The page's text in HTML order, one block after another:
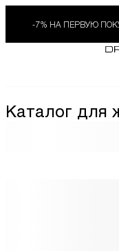
-7% НА ПЕРВУЮ
Каталог для